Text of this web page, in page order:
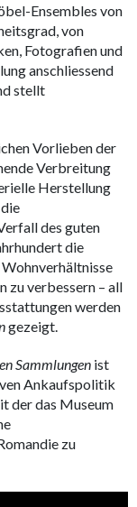
Ensembles von
von
Fotografien und
anschliessend
stellt
Vorlieben der
Verbreitung
Herstellung
des guten
die
zu verbessern – all
werden
gezeigt.
Sammlungen ist
Ankaufspolitik
der das Museum
zu